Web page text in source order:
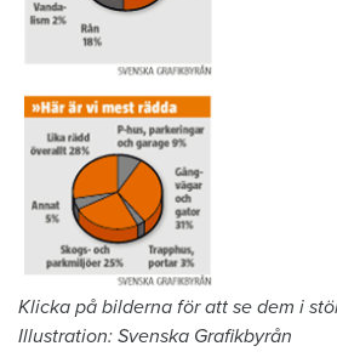
Klicka på bilderna för att se dem i
Illustration: Svenska Grafikbyrån